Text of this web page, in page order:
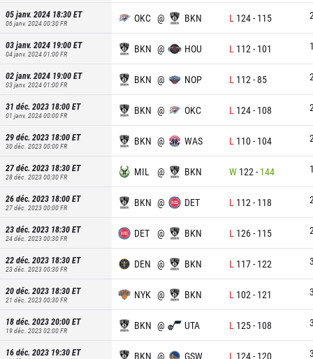
05 janv. 2024 18:30ET
06 janv. 2024 00:30FR OKC @ BKN L 124- 115
03 janv. 2024 19:00ET
04 janv. 2024 01:00FR BKN @ HOU L 112 - 101
02 janv. 2024 19:00ET
03 janv. 2024 01:00FR BKN @ NOP L 112 -85
31 déc. 2023 18:00ET
01 janv. 2024 00:00FR BKN @ OKC L 124- 108
29 déc. 2023 18:00ET
30 déc. 2023 00:00FR BKN @ WAS L 110- 104
27 déc. 2023 18:30ET
28 déc. 2023 00:30FR MIL @ BKN W 122 - 144
26 déc. 2023 18:00ET
27 déc. 2023 00:00FR BKN @ DET L 112 - 118
23 déc. 2023 18:30ET
24 déc. 2023 00:30FR DET @ BKN L 126- 115
22 déc. 2023 18:30ET
23 déc. 2023 00:30FR DEN @ BKN L 117- 122
20 déc. 2023 18:30ET
21 déc. 2023 00:30FR NYK @ BKN L 102 - 121
18 déc. 2023 20:00ET
19 déc. 2023 02:00FR BKN @ UTA L 125- 108
16 déc. 2023 19:30ET BKN @ GSW L 124- 120